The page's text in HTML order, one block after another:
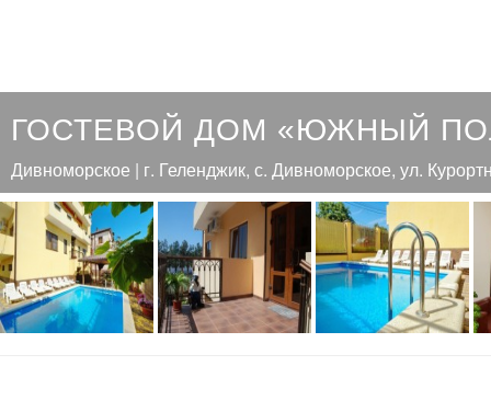
ГОСТЕВОЙ ДОМ «ЮЖНЫЙ
Дивноморское | г. Геленджик, с. Дивноморское, ул.